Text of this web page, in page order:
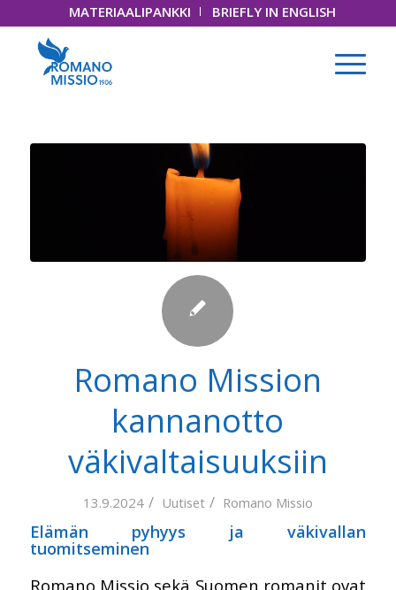
MATERIAALIPANKKI BRIEFLY IN ENGLISH
Romano Mission
kannanotto
väkivaltaisuuksiin
13.9.2024 / Uutiset / Romano Missio
Elämän pyhyys ja väkivallan
tuomitseminen
Romano Missio sekä Suomen romanit ovat